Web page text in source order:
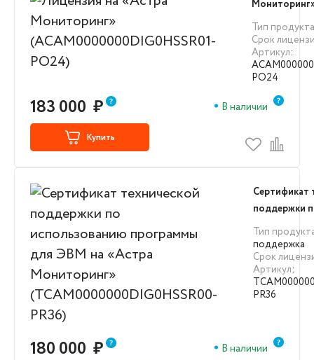
PO24)
Тип продукта
Срок
Артикул:
PO24
183 000 ₽ В наличии
Купить
Сертификат
поддержки
для ЭВМ на
PR36)
Тип
поддержка
Срок
Артикул:
PR36
180 000 ₽ В наличии